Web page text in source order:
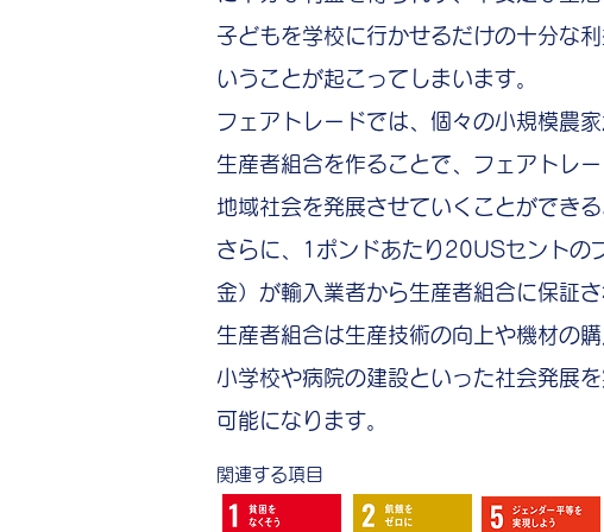
子どもを学校に行かせるだけの十分な
いうことが起こってしまいます。
フェアトレードでは、個々の小規模農
生産者組合を作ることで、フェアトレ
地域社会を発展させていくことができる
さらに、1ポンドあたり20USセントの
金）が輸入業者から生産者組合に保証
生産者組合は生産技術の向上や機材の
小学校や病院の建設といった社会発展
可能になります。
関連する項目